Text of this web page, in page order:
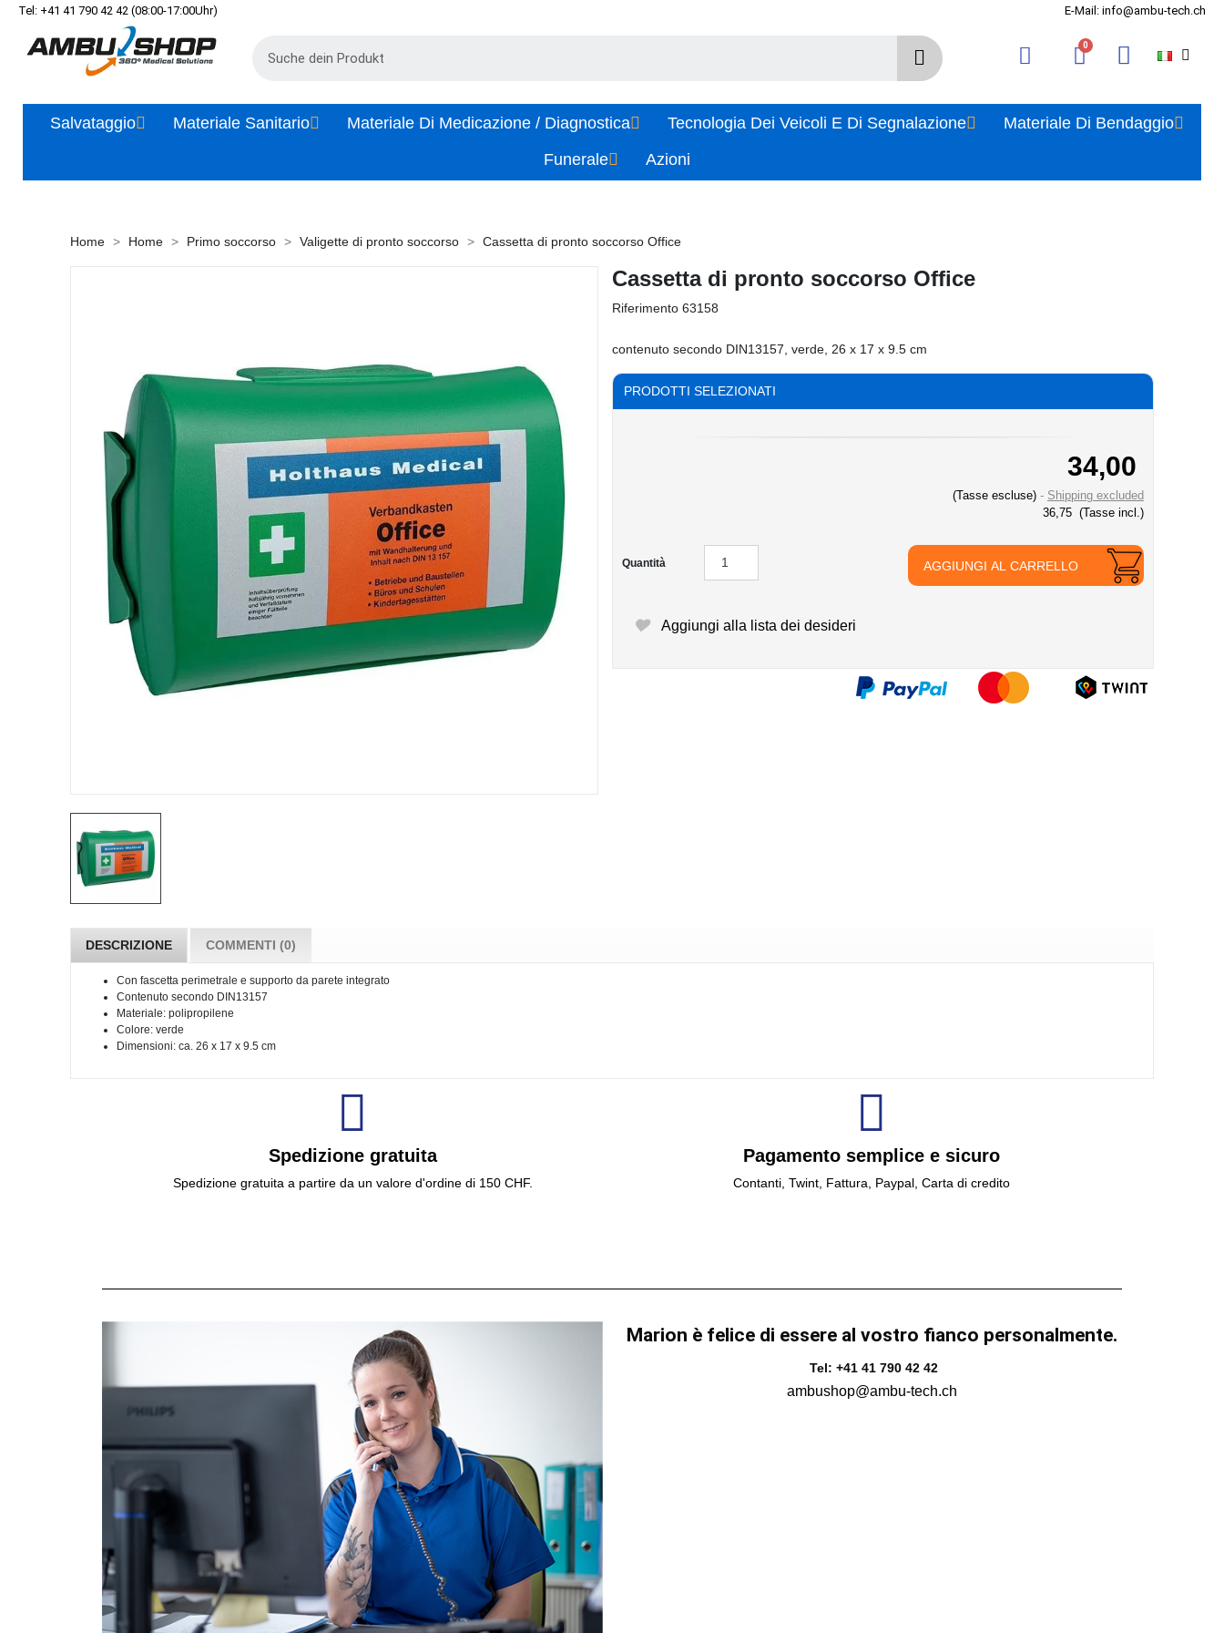
Tel: +41 41 790 42 42 (08:00-17:00Uhr) E-Mail: info@ambu-tech.ch
Salvataggio Materiale Sanitario Materiale Di Medicazione / Diagnostica Tecnologia Dei Veicoli E Di Segnalazione
Materiale Di Bendaggio
Funerale
Azioni
Home Home Primo soccorso Valigette di pronto soccorso Cassetta di pronto soccorso Office
Cassetta di pronto soccorso Office
Riferimento 63158
contenuto secondo DIN13157, verde, 26 x 17 x 9.5 cm
PRODOTTI SELEZIONATI
34,00
(Tasse escluse)
Shipping excluded
36,75 (Tasse incl.)
Quantità AGGIUNGI AL CARRELLO
Aggiungi alla lista dei desideri
DESCRIZIONE COMMENTI (0)
Con fascetta perimetrale e supporto da parete integrato
Contenuto secondo DIN13157
Materiale: polipropilene
Colore: verde
Dimensioni: ca. 26 x 17 x 9.5 cm
Spedizione gratuita
Spedizione gratuita a partire da un valore d'ordine di 150 CHF.
Pagamento semplice e sicuro
Contanti, Twint, Fattura, Paypal, Carta di credito
Marion è felice di essere al vostro fianco personalmente.
Tel: +41 41 790 42 42
ambushop@ambu-tech.ch